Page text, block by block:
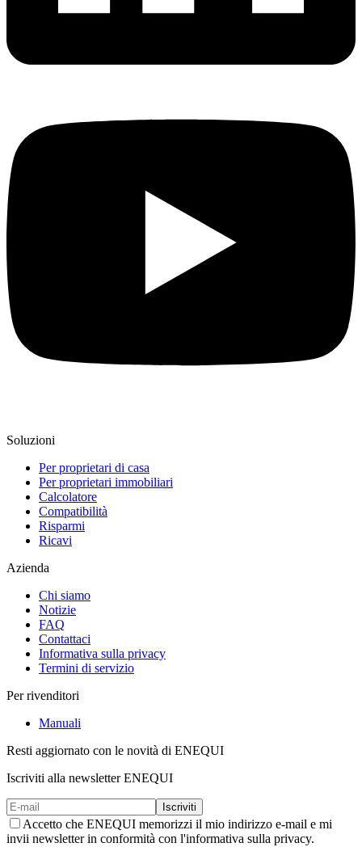
Soluzioni
Per proprietari di casa
Per proprietari immobiliari
Calcolatore
Compatibilità
Risparmi
Ricavi
Azienda
Chi siamo
Notizie
FAQ
Contattaci
Informativa sulla privacy
Termini di servizio
Per rivenditori
Manuali
Resti aggiornato con le novità di ENEQUI
Iscriviti alla newsletter ENEQUI
Iscriviti
Accetto che ENEQUI memorizzi il mio indirizzo e-mail e mi
invii newsletter in conformità con l'informativa sulla privacy.